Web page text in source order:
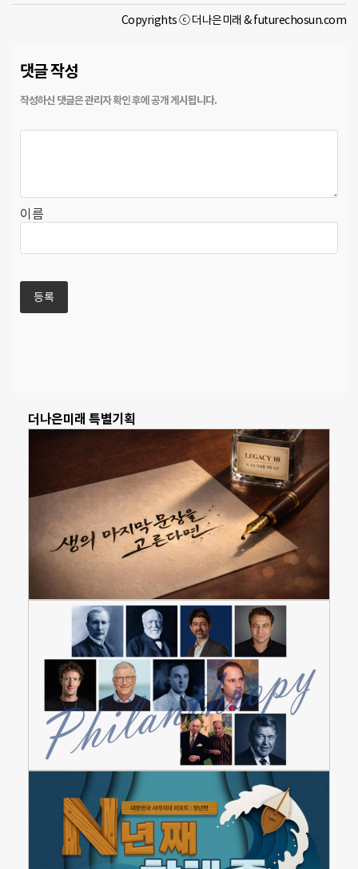
Copyrights ⓒ 더나은미래 & futurechosun.com
댓글 작성
이름
더나은미래 특별기획